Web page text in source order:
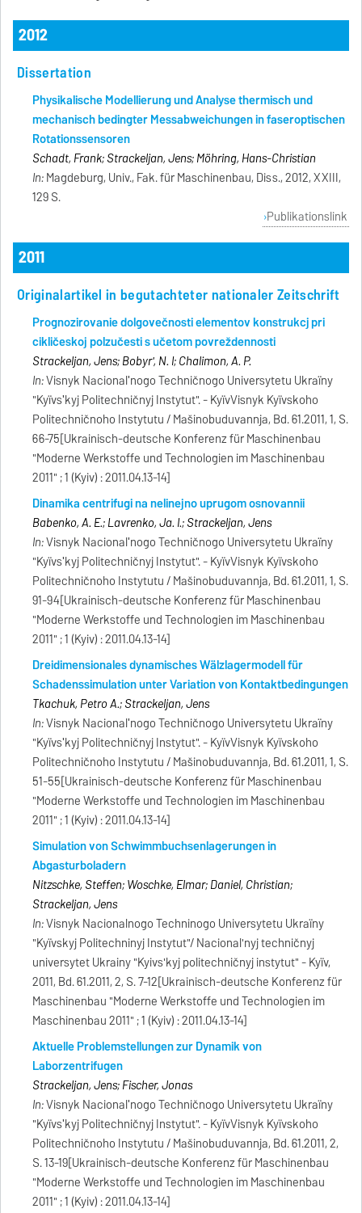
2012
Dissertation
Physikalische Modellierung und Analyse thermisch und
mechanisch bedingter Messabweichungen in faseroptischen
Rotationssensoren
Schadt, Frank; Strackeljan, Jens; Möhring, Hans-Christian
In:Magdeburg, Univ., Fak. für Maschinenbau, Diss., 2012, XXIII,
129 S.
Publikationslink
2011
Originalartikel in begutachteter nationaler Zeitschrift
Prognozirovanie dolgovečnosti elementov konstrukcij pri
cikličeskoj polzučesti s učetom povreždennosti
Strackeljan, Jens; Bobyr', N. I; Chalimon, A. P.
In:Visnyk Nacionalʹnogo Techničnogo Universytetu Ukraïny
"Kyïvsʹkyj Politechničnyj Instytut". - KyïvVisnyk Kyïvskoho
Politechničnoho Instytutu / Mašinobuduvannja, Bd. 61.2011, 1, S.
66-75[Ukrainisch-deutsche Konferenz für Maschinenbau
"Moderne Werkstoffe und Technologien im Maschinenbau
2011" ; 1 (Kyiv) : 2011.04.13-14]
Dinamika centrifugi na nelinejno uprugom osnovannii
Babenko, A. E.; Lavrenko, Ja. I.; Strackeljan, Jens
In:Visnyk Nacionalʹnogo Techničnogo Universytetu Ukraïny
"Kyïvsʹkyj Politechničnyj Instytut". - KyïvVisnyk Kyïvskoho
Politechničnoho Instytutu / Mašinobuduvannja, Bd. 61.2011, 1, S.
91-94[Ukrainisch-deutsche Konferenz für Maschinenbau
"Moderne Werkstoffe und Technologien im Maschinenbau
2011" ; 1 (Kyiv) : 2011.04.13-14]
Dreidimensionales dynamisches Wälzlagermodell für
Schadenssimulation unter Variation von Kontaktbedingungen
Tkachuk, Petro A.; Strackeljan, Jens
In:Visnyk Nacionalʹnogo Techničnogo Universytetu Ukraïny
"Kyïvsʹkyj Politechničnyj Instytut". - KyïvVisnyk Kyïvskoho
Politechničnoho Instytutu / Mašinobuduvannja, Bd. 61.2011, 1, S.
51-55[Ukrainisch-deutsche Konferenz für Maschinenbau
"Moderne Werkstoffe und Technologien im Maschinenbau
2011" ; 1 (Kyiv) : 2011.04.13-14]
Simulation von Schwimmbuchsenlagerungen in
Abgasturboladern
Nitzschke, Steffen; Woschke, Elmar; Daniel, Christian;
Strackeljan, Jens
In:Visnyk Nacionalnogo Techninogo Universytetu Ukraïny
"Kyïvskyj Politechninyj Instytut"/ Nacional'nyj techničnyj
universytet Ukrainy "Kyivs'kyj politechničnyj instytut" - Kyïv,
2011, Bd. 61.2011, 2, S. 7-12[Ukrainisch-deutsche Konferenz für
Maschinenbau "Moderne Werkstoffe und Technologien im
Maschinenbau 2011" ; 1 (Kyiv) : 2011.04.13-14]
Aktuelle Problemstellungen zur Dynamik von
Laborzentrifugen
Strackeljan, Jens; Fischer, Jonas
In:Visnyk Nacionalʹnogo Techničnogo Universytetu Ukraïny
"Kyïvsʹkyj Politechničnyj Instytut". - KyïvVisnyk Kyïvskoho
Politechničnoho Instytutu / Mašinobuduvannja, Bd. 61.2011, 2,
S. 13-19[Ukrainisch-deutsche Konferenz für Maschinenbau
"Moderne Werkstoffe und Technologien im Maschinenbau
2011" ; 1 (Kyiv) : 2011.04.13-14]